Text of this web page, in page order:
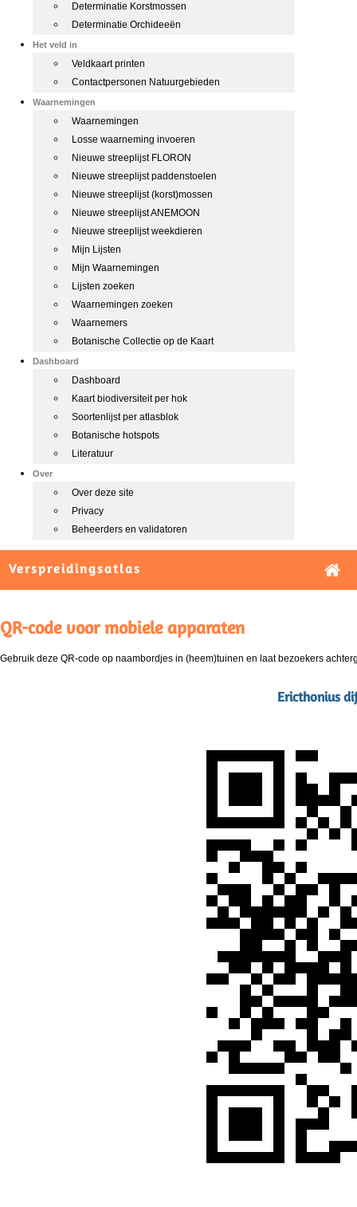
Determinatie Korstmossen
Determinatie Orchideeën
Het veld in
Veldkaart printen
Contactpersonen Natuurgebieden
Waarnemingen
Waarnemingen
Losse waarneming invoeren
Nieuwe streeplijst FLORON
Nieuwe streeplijst paddenstoelen
Nieuwe streeplijst (korst)mossen
Nieuwe streeplijst ANEMOON
Nieuwe streeplijst weekdieren
Mijn Lijsten
Mijn Waarnemingen
Lijsten zoeken
Waarnemingen zoeken
Waarnemers
Botanische Collectie op de Kaart
Dashboard
Dashboard
Kaart biodiversiteit per hok
Soortenlijst per atlasblok
Botanische hotspots
Literatuur
Over
Over deze site
Privacy
Beheerders en validatoren
Verspreidingsatlas
QR-code voor mobiele apparaten
Gebruik deze QR-code op naambordjes in (heem)tuinen en laat bezoekers
Ericthonius